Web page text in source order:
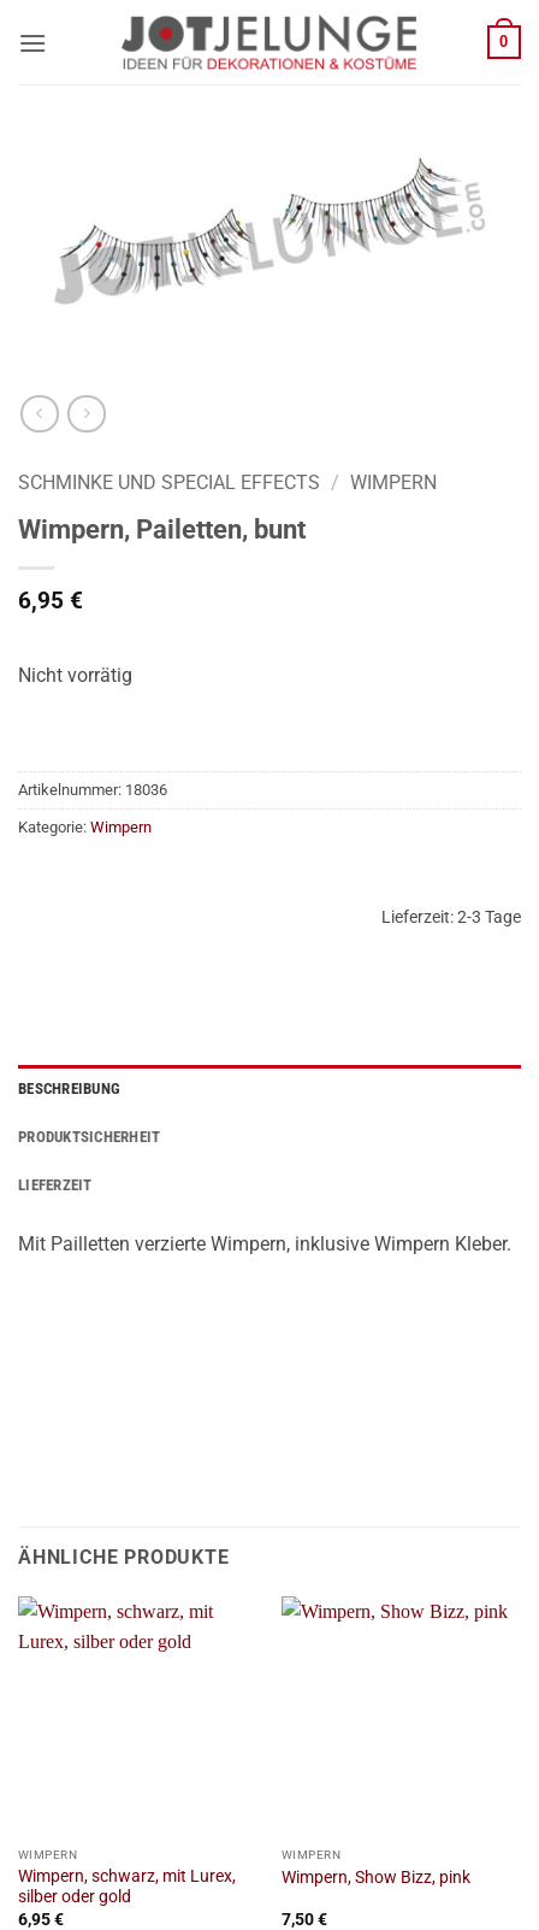
Inhalt
0
SCHMINKE UND SPECIAL EFFECTS / WIMPERN
Wimpern, Pailetten, bunt
6,95 €
Nicht vorrätig
Artikelnummer: 18036
Kategorie: Wimpern
Lieferzeit:2-3 Tage
BESCHREIBUNG
PRODUKTSICHERHEIT
LIEFERZEIT
Mit Pailletten verzierte Wimpern, inklusive Wimpern Kleber.
ÄHNLICHE PRODUKTE
WIMPERN
Wimpern, schwarz, mit Lurex,
silber oder gold
6,95€
WIMPERN
Wimpern, Show Bizz, pink
7,50€